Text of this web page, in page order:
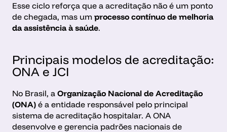
Esse ciclo reforça que a acreditação não é um ponto
de chegada, mas um processo contínuo de melhoria
da assistência à saúde.
Principais modelos de acreditação:
ONA e JCI
No Brasil, a Organização Nacional de Acreditação
(ONA) é a entidade responsável pelo principal
sistema de acreditação hospitalar. A ONA
desenvolve e gerencia padrões nacionais de